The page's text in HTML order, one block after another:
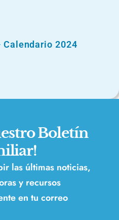
2024
Boletín
las últimas noticias,
y recursos
en tu correo